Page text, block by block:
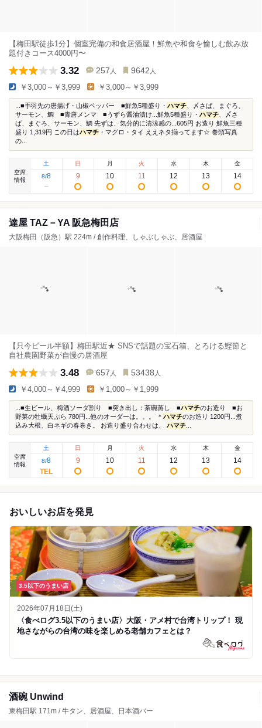
【梅田駅徒歩1分】個室完備の和食居酒屋！鮮魚や和食を愉しむ飲み放
題付きコース4000円〜
3.32 257 人 9642 人
￥3,000～￥3,999 ￥3,000～￥3,999
...■手羽先の唐揚げ・山椒ペッパー ■鮮魚5種盛り・ ハマチ 、〆さば、まぐろ、
サーモン、鯛 ■青唐メンマ ■うずら醤油漬け...鮮魚5種盛り・ ハマチ 、〆さ
ば、まぐろ、サーモン、鯛 先ずは、気分的に清涼感の...605円 お造り 鮮魚三種
盛り 1,319円 この日はハマチ ・マグロ・タイ ええネタ揃ってます☆ 巻頭写真
の...
空席
情報
土
8/8
日
9
月
10
火
11
水
12
木
13
金
14
達屋 TAZ－YA 阪急梅田店
大阪梅田（阪急）駅 224m / 創作料理、しゃぶしゃぶ、居酒屋
【只今ビール半額】梅田駅近★ SNSで話題の宝石箱、とろける鰹節と
自社農園野菜が自慢の居酒屋
3.48 657 人 53438 人
￥4,000～￥4,999 ￥1,000～￥1,999
...■生ビール、梅酒ソーダ割り ■突き出し：茶碗蒸し ■ハマチのお造り ■お
野菜の牡蠣天ぷら 780円...他のオーダーは。。。 ＊ ハマチのお造り 1200円...煮
込み大根、白ネギの春巻き。 お造り盛り合わせは、 ハマチ
空席
情報
土
8/8
日
9
月
10
火
11
水
12
木
13
金
14
おいしいお店を発見
3.5以下のうまい店
2026年07月18日(土)
〈食べログ3.5以下のうまい店〉大阪・アメ村で台湾トリップ！ 現
地さながらの台湾の味を楽しめる老舗カフェとは？
酒碗 Unwind
東梅田駅 171m / 牛タン、居酒屋、日本酒バー